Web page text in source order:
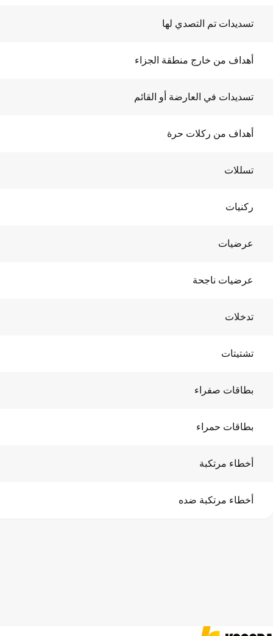
تسديدات تم التصدي لها
أهداف من خارج منطقة الجزاء
تسديدات في العارضة أو القائم
أهداف من ركلات حرة
تسللات
ركنيات
عرضيات
عرضيات ناجحة
تدخلات
تشتيتات
بطاقات صفراء
بطاقات حمراء
أخطاء مرتكبة
أخطاء مرتكبة ضده